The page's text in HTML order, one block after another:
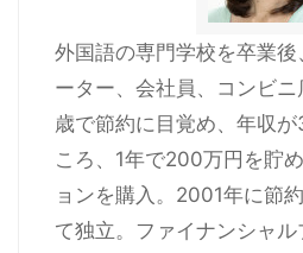
外国語の専門学校を卒業後
ーター、会社員、コンビ
歳で節約に目覚め、年収
ころ、1年で200万円を貯
ョンを購入。2001年に節
て独立。ファイナンシャ